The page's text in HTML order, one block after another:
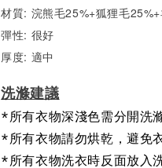
材質: 浣熊毛25%+狐狸毛
彈性: 很好
厚度: 適中
洗滌建議
*所有衣物深淺色需分開洗
*所有衣物請勿烘乾，避免
*所有衣物洗衣時反面放入